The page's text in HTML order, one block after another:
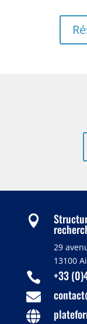

29
13100
 +33

